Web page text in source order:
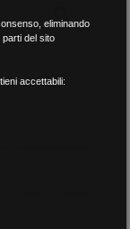
eliminando
del sito
accettabili: